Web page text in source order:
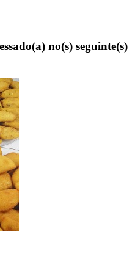
no(s) seguinte(s)